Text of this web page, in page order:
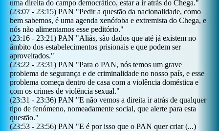
uma direita do campo democrático, estar a ir atrás do Chega."
(23:07 - 23:15) PAN "Pedir a questão da nacionalidade, como
bem sabemos, é uma agenda xenófoba e extremista do Chega, e
nós não alimentamos esse peditório."
(23:16 - 23:21) PAN "Aliás, são dados que até já existem no
âmbito dos estabelecimentos prisionais e que podem ser
aproveitados."
(23:22 - 23:31) PAN "Para o PAN, nós temos um grave
problema de segurança e de criminalidade no nosso país, e esse
problema começa dentro de casa com a violência doméstica e
com os crimes de violência sexual."
(23:31 - 23:36) PAN "E não vemos a direita ir atrás de qualquer
tipo de fenómeno, nomeadamente social, que alerte para esta
questão."
(23:53 - 23:56) PAN "E é por isso que o PAN quer criar (...)